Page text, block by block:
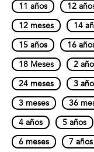
11 años
12
12 meses
14
15 años
16
18 Meses
2
24 meses
3
3 meses
36
4 años
5 años
6 meses
7 años